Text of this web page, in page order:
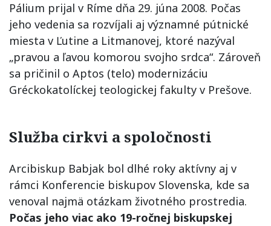
Pálium prijal v Ríme dňa 29. júna 2008. Počas
jeho vedenia sa rozvíjali aj významné pútnické
miesta v Ľutine a Litmanovej, ktoré nazýval
„pravou a ľavou komorou svojho srdca“. Zároveň
sa pričinil o Aptos (telo) modernizáciu
Gréckokatolíckej teologickej fakulty v Prešove.
Služba cirkvi a spoločnosti
Arcibiskup Babjak bol dlhé roky aktívny aj v
rámci Konferencie biskupov Slovenska, kde sa
venoval najmä otázkam životného prostredia.
Počas jeho viac ako 19-ročnej biskupskej